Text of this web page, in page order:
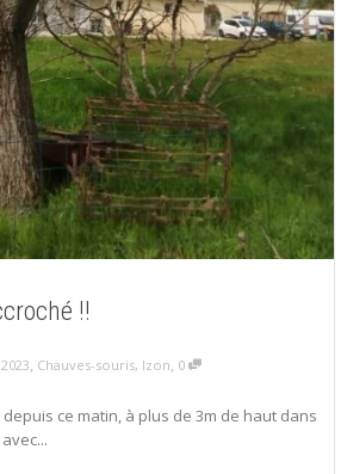
!!
, Chauves-souris, Izon, 0
ce matin, à plus de 3m de haut dans